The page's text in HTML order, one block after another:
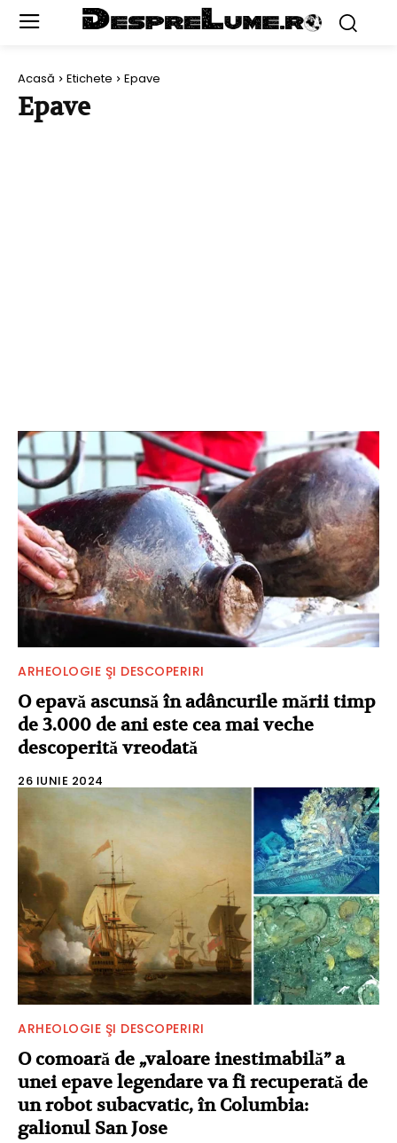
Acasă Etichete Epave
Epave
ARHEOLOGIE ŞI DESCOPERIRI
O epavă ascunsă în adâncurile mării timp
de 3.000 de ani este cea mai veche
descoperită vreodată
26 IUNIE 2024
ARHEOLOGIE ŞI DESCOPERIRI
O comoară de „valoare inestimabilă” a
unei epave legendare va fi recuperată de
un robot subacvatic, în Columbia:
galionul San Jose